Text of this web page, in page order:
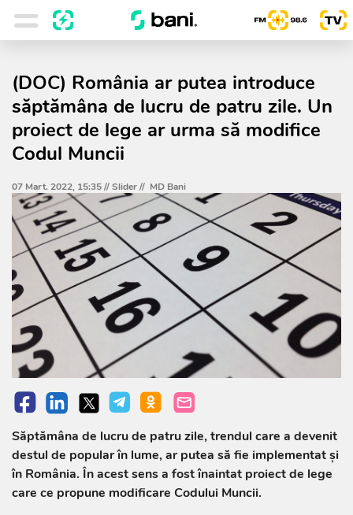
(DOC) România ar putea introduce
săptămâna de lucru de patru zile. Un
proiect de lege ar urma să modifice
Codul Muncii
07 Mart. 2022, 15:35 //Slider// MD Bani
Săptămâna de lucru de patru zile, trendul care a devenit
destul de popular în lume, ar putea să fie implementat și
în România. În acest sens a fost înaintat proiect de lege
care ce propune modificare Codului Muncii.